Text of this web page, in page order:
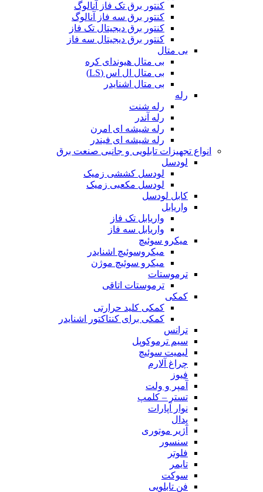
کنتور برق تک فاز آنالوگ
کنتور برق سه فاز آنالوگ
کنتور برق دیجیتال تک فاز
کنتور برق دیجیتال سه فاز
بی متال
بی متال هیوندای کره
بی متال ال اس (LS)
بی متال اشنایدر
رله
رله شنت
رله آندر
رله شیشه ای امرن
رله شیشه ای فیندر
انواع تجهیزات تابلویی و جانبی صنعت برق
لودسل
لودسل کششی زمیک
لودسل مکعبی زمیک
کابل لودسل
واریابل
واریابل تک فاز
واریابل سه فاز
میکرو سوئیچ
میکروسوئیچ اشنایدر
میکرو سوئیچ موژن
ترموستات
ترموستات اتاقی
کمکی
کمکی کلید حرارتی
کمکی برای کنتاکتور اشنایدر
ترانس
سیم ترموکوپل
لیمیت سوئیچ
چراغ آلارم
فیوز
آمپر و ولت
تستر – کلمپ
نوار آپارات
پدال
آژیر موتوری
سنسور
فلوتر
تایمر
سوکت
فن تابلویی